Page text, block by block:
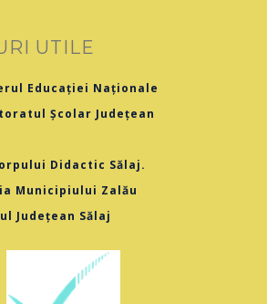
UTILE
Educației Naționale
Școlar Județean
Didactic Sălaj.
Municipiului Zalău
Județean Sălaj